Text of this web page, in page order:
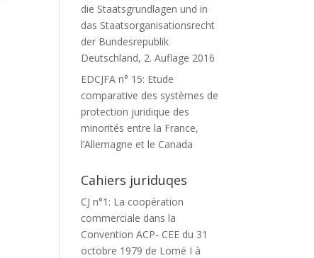
die Staatsgrundlagen und in
das Staatsorganisationsrecht
der Bundesrepublik
Deutschland, 2. Auflage 2016
EDCJFA n° 15: Etude
comparative des systèmes de
protection juridique des
minorités entre la France,
l’Allemagne et le Canada
Cahiers juriduqes
CJ n°1: La coopération
commerciale dans la
Convention ACP- CEE du 31
octobre 1979 de Lomé I à